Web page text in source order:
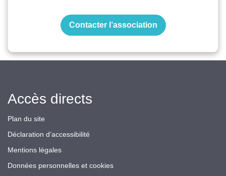
Contacter l’association
Accès directs
Plan du site
Déclaration d’accessibilité
Mentions légales
Données personnelles et cookies